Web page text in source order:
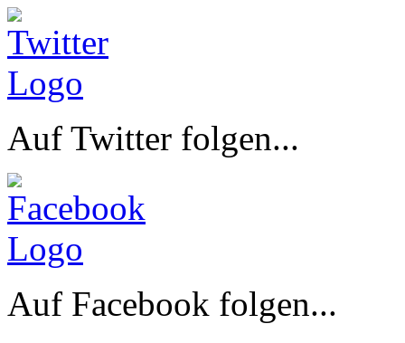
Auf Twitter folgen...
Auf Facebook folgen...